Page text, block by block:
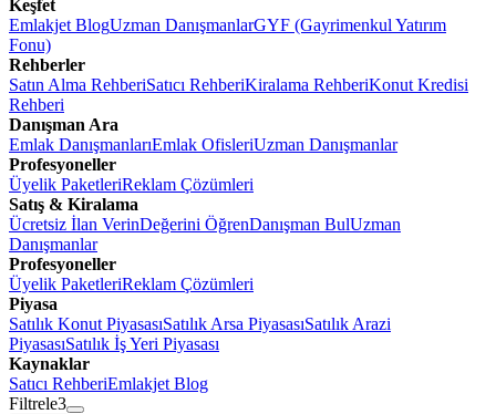
Keşfet
Emlakjet BlogUzman DanışmanlarGYF (Gayrimenkul Yatırım
Fonu)
Rehberler
Satın Alma RehberiSatıcı RehberiKiralama RehberiKonut Kredisi
Rehberi
Danışman Ara
Emlak DanışmanlarıEmlak OfisleriUzman Danışmanlar
Profesyoneller
Üyelik PaketleriReklam Çözümleri
Satış & Kiralama
Ücretsiz İlan VerinDeğerini ÖğrenDanışman BulUzman
Danışmanlar
Profesyoneller
Üyelik PaketleriReklam Çözümleri
Piyasa
Satılık Konut PiyasasıSatılık Arsa PiyasasıSatılık Arazi
PiyasasıSatılık İş Yeri Piyasası
Kaynaklar
Satıcı RehberiEmlakjet Blog
Filtrele3